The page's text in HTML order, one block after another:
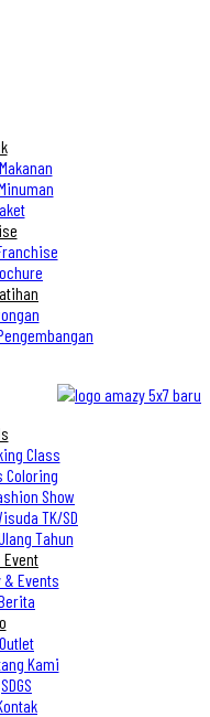
Class
Coloring
Show
TK/SD
Tahun
& Events
Outlet
Kami
SDGS